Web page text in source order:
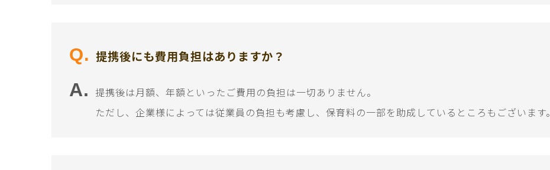
提携後にも費用負担はありますか？
提携後は月額、年額といったご費用の負担は一切ありません。
ただし、企業様によっては従業員の負担も考慮し、保育料の一部を助成しているところもございます。